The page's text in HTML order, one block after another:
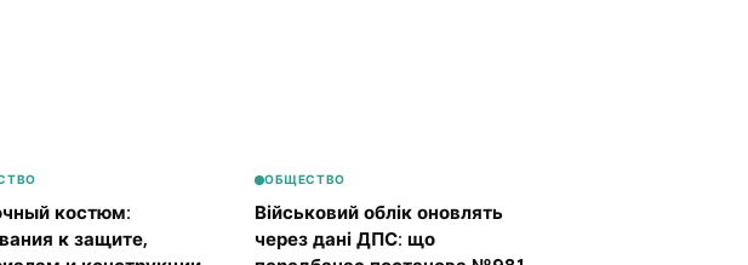
костюм:
к защите,
ОБЩЕСТВО
Військовий облік оновлять
через дані ДПС: що